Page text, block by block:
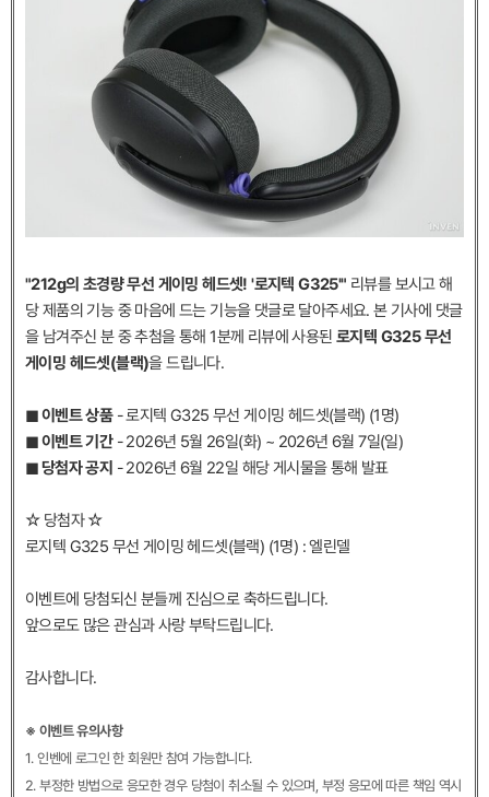
"212g의 초경량 무선 게이밍 헤드셋! '로지텍 G325'" 리뷰를 보시고 해
당 제품의 기능 중 마음에 드는 기능을 댓글로 달아주세요. 본 기사에 댓글
을 남겨주신 분 중 추첨을 통해 1분께 리뷰에 사용된 로지텍 G325 무선
게이밍 헤드셋(블랙)을 드립니다.
◼︎ 이벤트 상품- 로지텍 G325 무선 게이밍 헤드셋(블랙) (1명)
◼︎ 이벤트 기간- 2026년 5월 26일(화) ~ 2026년 6월 7일(일)
◼︎ 당첨자 공지 - 2026년 6월 22일 해당 게시물을 통해 발표
☆ 당첨자 ☆
로지텍 G325 무선 게이밍 헤드셋(블랙) (1명) : 엘린델
이벤트에 당첨되신 분들께 진심으로 축하드립니다.
앞으로도 많은 관심과 사랑 부탁드립니다.
감사합니다.
※ 이벤트 유의사항
1. 인벤에 로그인 한 회원만 참여 가능합니다.
2. 부정한 방법으로 응모한 경우 당첨이 취소될 수 있으며, 부정 응모에 따른 책임 역시